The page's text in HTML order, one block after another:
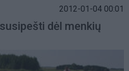
2012-01-04 00:01
dėl menkių